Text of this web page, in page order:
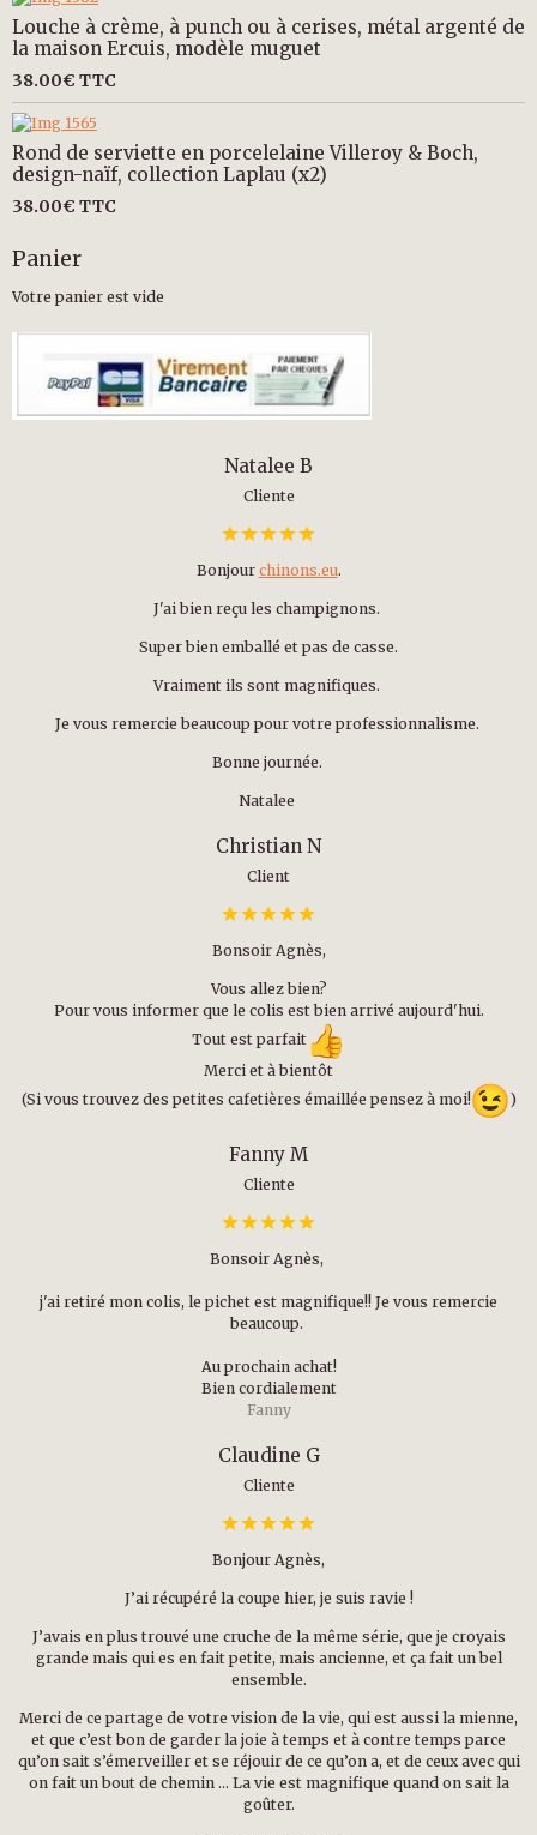
Louche à crème, à punch ou à cerises, métal argenté de
la maison Ercuis, modèle muguet
38.00€ TTC
Rond de serviette en porcelelaine Villeroy & Boch,
design-naïf, collection Laplau (x2)
38.00€ TTC
Panier
Votre panier est vide
Natalee B
Cliente
Bonjour chinons.eu.
J'ai bien reçu les champignons.
Super bien emballé et pas de casse.
Vraiment ils sont magnifiques.
Je vous remercie beaucoup pour votre professionnalisme.
Bonne journée.
Natalee
Christian N
Client
Bonsoir Agnès,
Vous allez bien?
Pour vous informer que le colis est bien arrivé aujourd'hui.
Tout est parfait
Merci et à bientôt
(Si vous trouvez des petites cafetières émaillée pensez à moi!
)
Fanny M
Cliente
Bonsoir Agnès,
j'ai retiré mon colis, le pichet est magnifique!! Je vous remercie
beaucoup.
Au prochain achat!
Bien cordialement
Fanny
Claudine G
Cliente
Bonjour Agnès,
J’ai récupéré la coupe hier, je suis ravie !
J’avais en plus trouvé une cruche de la même série, que je croyais
grande mais qui es en fait petite, mais ancienne, et ça fait un bel
ensemble.
Merci de ce partage de votre vision de la vie, qui est aussi la mienne,
et que c’est bon de garder la joie à temps et à contre temps parce
qu’on sait s’émerveiller et se réjouir de ce qu’on a, et de ceux avec qui
on fait un bout de chemin … La vie est magnifique quand on sait la
goûter.